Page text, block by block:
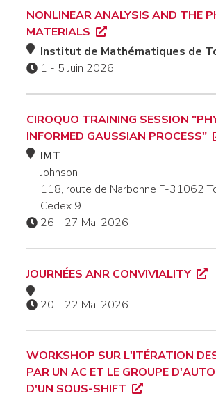
NONLINEAR ANALYSIS AND THE
MATERIALS
Institut de Mathématiques de
1 - 5 Juin 2026
CIROQUO TRAINING SESSION
INFORMED GAUSSIAN PROCESS"
IMT
Johnson
118, route de Narbonne F-31062
Cedex 9
26 - 27 Mai 2026
JOURNÉES ANR CONVIVIALITY
20 - 22 Mai 2026
WORKSHOP SUR L'ITÉRATION
PAR UN AC ET LE GROUPE
D'UN SOUS-SHIFT